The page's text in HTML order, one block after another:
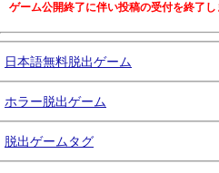
ゲーム公開終了に伴い投稿の受付を終了し
日本語無料脱出ゲーム
ホラー脱出ゲーム
脱出ゲームタグ